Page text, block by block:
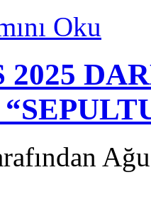
Oku
2025